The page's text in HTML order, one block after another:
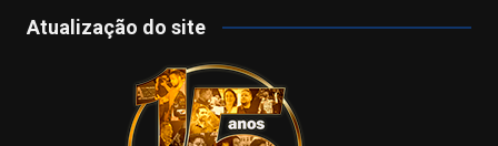
c a
m
u
T
u
b
Atualização do site